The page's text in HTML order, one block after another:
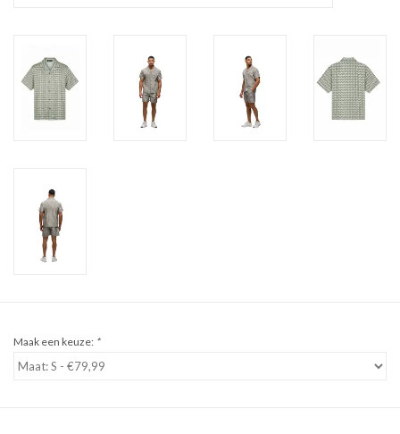
Maak een keuze: *